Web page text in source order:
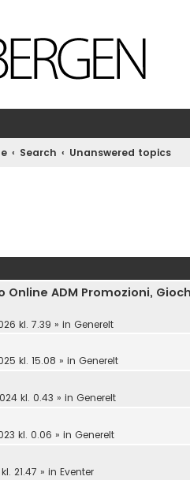
Search Unanswered topics
Online ADM Promozioni,
kl. 7.39 » in Generelt
kl. 15.08 » in Generelt
kl. 0.43 » in Generelt
kl. 0.06 » in Generelt
21.47 » in Eventer